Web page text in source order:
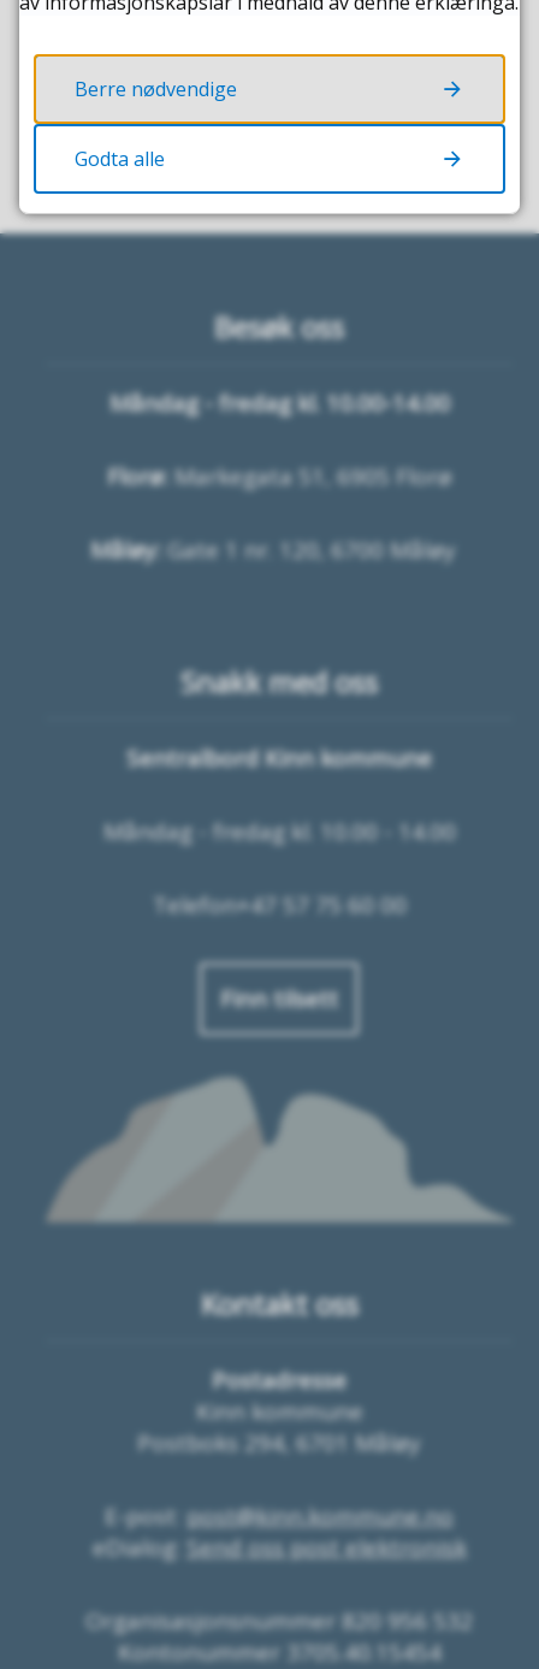
JA NEI
Besøk oss
Måndag - fredag kl. 10.00-14.00
Florø: Markegata 51, 6905 Florø
Måløy: Gate 1 nr. 120, 6700 Måløy
Snakk med oss
Sentralbord Kinn kommune
Måndag - fredag kl. 10.00 - 14.00
Telefon+47 57 75 60 00
Finn tilsett
Kontakt oss
Postadresse
Kinn kommune
Postboks 294, 6701 Måløy
E-post: post@kinn.kommune.no
eDialog: Send oss post elektronisk
Organisasjonsnummer 820 956 532
Kontonummer 3705.40.15454
Berre nødvendige
Godta alle